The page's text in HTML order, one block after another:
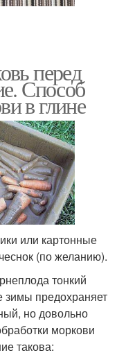
перед
Способ
в глине
или картонные
(по желанию).
тонкий
зимы предохраняет
но довольно
моркови
такова: